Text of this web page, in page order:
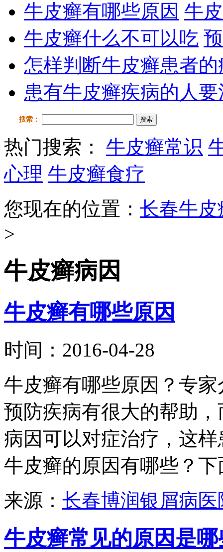
牛皮癣有哪些原因 牛
牛皮癣什么不可以吃
怎样判断牛皮癣患者的
患有牛皮癣疾病的人要
搜索： 搜索
热门搜索： 牛皮癣常识
心理 牛皮癣食疗
您现在的位置： 长春牛皮
>
牛皮癣病因
牛皮癣有哪些原因
时间：2016-04-28
牛皮癣有哪些原因？专
预防疾病有很大的帮助
病因可以对症治疗，这
牛皮癣的原因有哪些？下
来源： 长春博润银屑病医
牛皮癣常见的原因是哪